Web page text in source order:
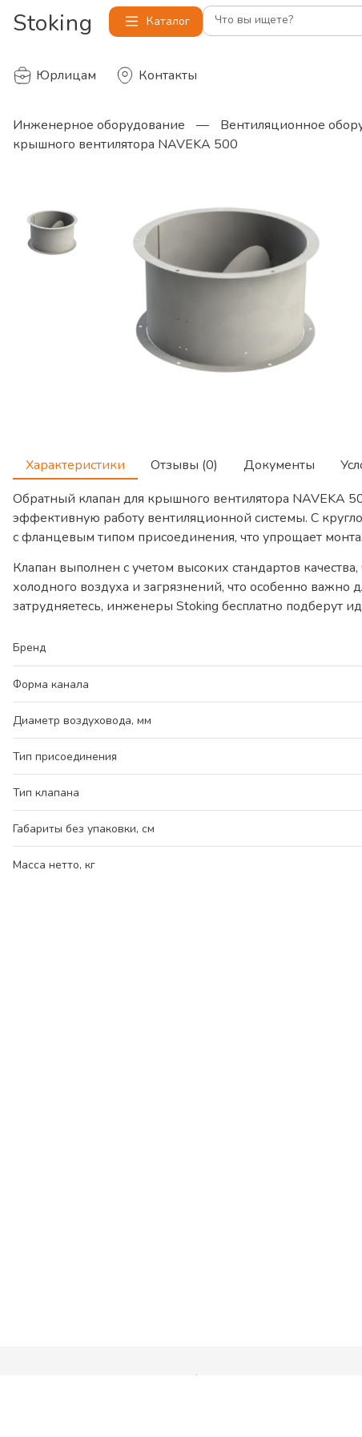
Stoking Каталог Что вы ищете?
Юрлицам Контакты
Инженерное оборудование — Вентиляционное
крышного вентилятора NAVEKA 500
Характеристики Отзывы (0) Документы
Обратный клапан для крышного вентилятора NAVEKA
эффективную работу вентиляционной системы. С
с фланцевым типом присоединения, что упрощает
Клапан выполнен с учетом высоких стандартов
холодного воздуха и загрязнений, что особенно
затрудняетесь, инженеры Stoking бесплатно подберут
Бренд
Форма канала
Диаметр воздуховода, мм
Тип присоединения
Тип клапана
Габариты без упаковки, см
Масса нетто, кг
Компания